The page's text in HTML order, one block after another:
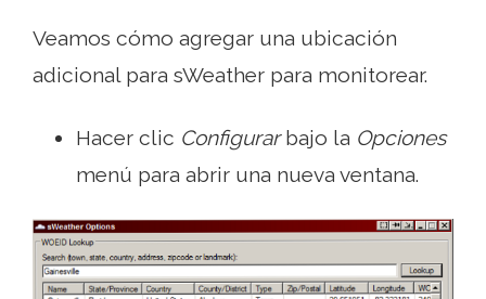
Veamos cómo agregar una ubicación
adicional para sWeather para monitorear.
Hacer clic Configurarbajo la Opciones
menú para abrir una nueva ventana.